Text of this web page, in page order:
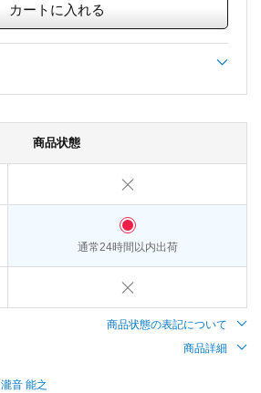
カートに入れる
商品状態
通常24時間以内出荷
商品状態の表記について
商品詳細
瀧音 能之